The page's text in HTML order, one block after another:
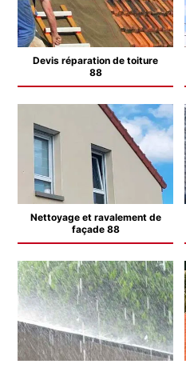
Devis réparation de toiture
88
Nettoyage et ravalement de
façade 88